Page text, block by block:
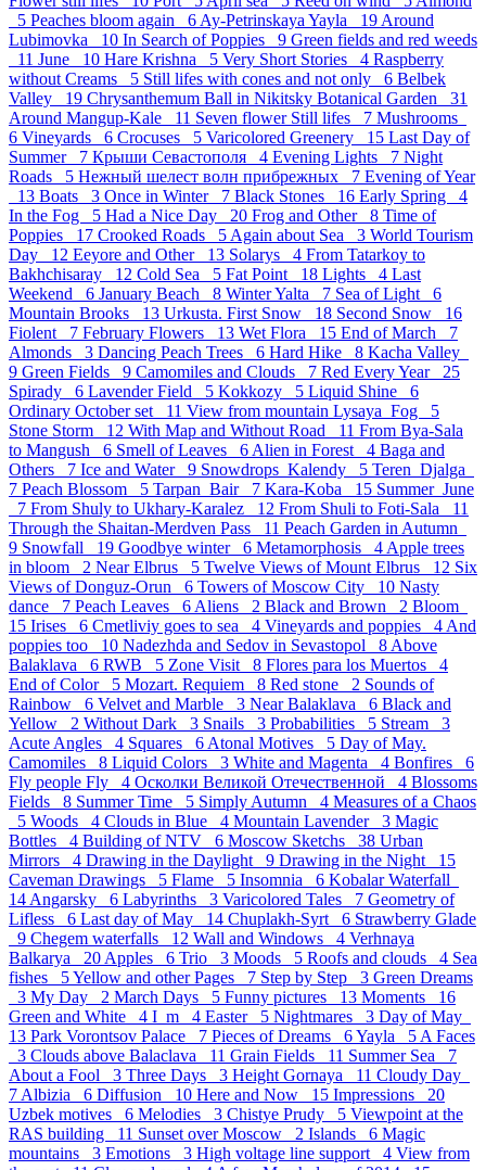
5 Peaches bloom again 6 Ay-Petrinskaya Yayla 19 Around
Lubimovka 10 In Search of Poppies 9 Green fields and red weeds
11 June 10 Hare Krishna 5 Very Short Stories 4 Raspberry
without Creams 5 Still lifes with cones and not only 6 Belbek
Valley 19 Chrysanthemum Ball in Nikitsky Botanical Garden 31
Around Mangup-Kale 11 Seven flower Still lifes 7 Mushrooms
6 Vineyards 6 Crocuses 5 Varicolored Greenery 15 Last Day of
Summer 7 Крыши Севастополя 4 Evening Lights 7 Night
Roads 5 Нежный шелест волн прибрежных 7 Evening of Year
13 Boats 3 Once in Winter 7 Black Stones 16 Early Spring 4
In the Fog 5 Had a Nice Day 20 Frog and Other 8 Time of
Poppies 17 Crooked Roads 5 Again about Sea 3 World Tourism
Day 12 Eeyore and Other 13 Solarys 4 From Tatarkoy to
Bakhchisaray 12 Cold Sea 5 Fat Point 18 Lights 4 Last
Weekend 6 January Beach 8 Winter Yalta 7 Sea of Light 6
Mountain Brooks 13 Urkusta. First Snow 18 Second Snow 16
Fiolent 7 February Flowers 13 Wet Flora 15 End of March 7
Almonds 3 Dancing Peach Trees 6 Hard Hike 8 Kacha Valley
9 Green Fields 9 Camomiles and Clouds 7 Red Every Year 25
Spirady 6 Lavender Field 5 Kokkozy 5 Liquid Shine 6
Ordinary October set 11 View from mountain Lysaya_Fog 5
Stone Storm 12 With Map and Without Road 11 From Bya-Sala
to Mangush 6 Smell of Leaves 6 Alien in Forest 4 Baga and
Others 7 Ice and Water 9 Snowdrops_Kalendy 5 Teren_Djalga
7 Peach Blossom 5 Tarpan_Bair 7 Kara-Koba 15 Summer_June
7 From Shuly to Ukhary-Karalez 12 From Shuli to Foti-Sala 11
Through the Shaitan-Merdven Pass 11 Peach Garden in Autumn
9 Snowfall 19 Goodbye winter 6 Metamorphosis 4 Apple trees
in bloom 2 Near Elbrus 5 Twelve Views of Mount Elbrus 12 Six
Views of Donguz-Orun 6 Towers of Moscow City 10 Nasty
dance 7 Peach Leaves 6 Aliens 2 Black and Brown 2 Bloom
15 Irises 6 Cmetliviy goes to sea 4 Vineyards and poppies 4 And
poppies too 10 Nadezhda and Sedov in Sevastopol 8 Above
Balaklava 6 RWB 5 Zone Visit 8 Flores para los Muertos 4
End of Color 5 Mozart. Requiem 8 Red stone 2 Sounds of
Rainbow 6 Velvet and Marble 3 Near Balaklava 6 Black and
Yellow 2 Without Dark 3 Snails 3 Probabilities 5 Stream 3
Acute Angles 4 Squares 6 Atonal Motives 5 Day of May.
Camomiles 8 Liquid Colors 3 White and Magenta 4 Bonfires 6
Fly people Fly 4 Осколки Великой Отечественной 4 Blossoms
Fields 8 Summer Time 5 Simply Autumn 4 Measures of a Chaos
5 Woods 4 Clouds in Blue 4 Mountain Lavender 3 Magic
Bottles 4 Building of NTV 6 Moscow Sketchs 38 Urban
Mirrors 4 Drawing in the Daylight 9 Drawing in the Night 15
Caveman Drawings 5 Flame 5 Insomnia 6 Kobalar Waterfall
14 Angarsky 6 Labyrinths 3 Varicolored Tales 7 Geometry of
Lifless 6 Last day of May 14 Chuplakh-Syrt 6 Strawberry Glade
9 Chegem waterfalls 12 Wall and Windows 4 Verhnaya
Balkarya 20 Apples 6 Trio 3 Moods 5 Roofs and clouds 4 Sea
fishes 5Yellow and other Pages 7 Step by Step 3 Green Dreams
3 My Day 2 March Days 5 Funny pictures 13 Moments 16
Green and White 4 I_m 4 Easter 5 Nightmares 3 Day of May
13 Park Vorontsov Palace 7 Pieces of Dreams 6Yayla 5 A Faces
3 Clouds above Balaclava 11 Grain Fields 11 Summer Sea 7
About a Fool 3 Three Days 3 Height Gornaya 11 Cloudy Day
7 Albizia 6 Diffusion 10 Here and Now 15 Impressions 20
Uzbek motives 6 Melodies 3 Chistye Prudy 5 Viewpoint at the
RAS building 11 Sunset over Moscow 2 Islands 6 Magic
mountains 3 Emotions 3 High voltage line support 4 View from